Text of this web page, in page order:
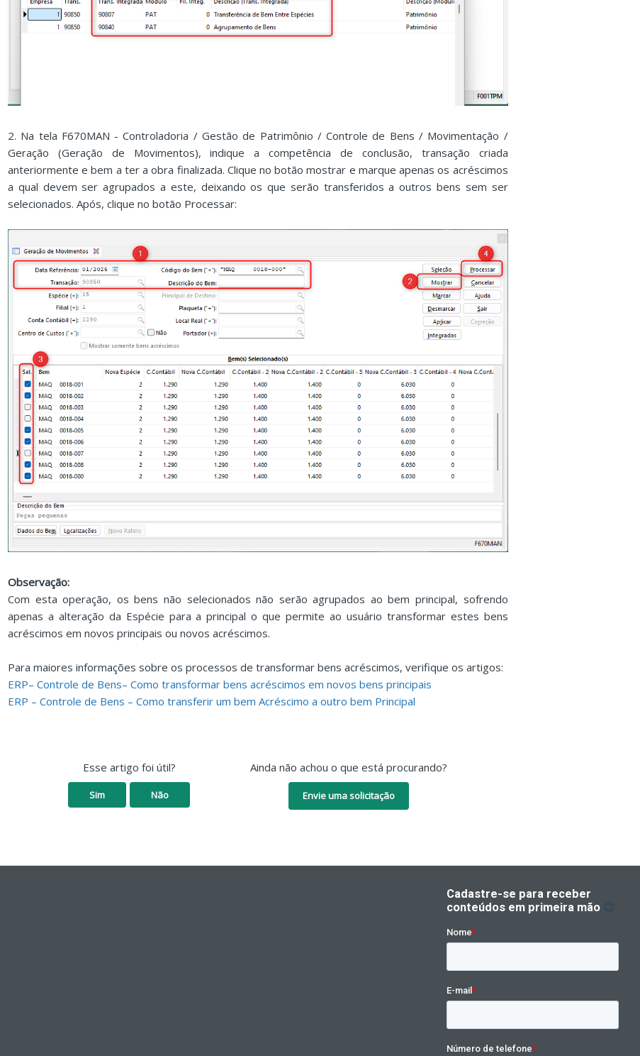
2. Na tela F670MAN - Controladoria / Gestão de Patrimônio / Controle de Bens / Movimentação /
Geração (Geração de Movimentos), indique a competência de conclusão, transação criada
anteriormente e bem a ter a obra finalizada. Clique no botão mostrar e marque apenas os acréscimos
a qual devem ser agrupados a este, deixando os que serão transferidos a outros bens sem ser
selecionados. Após, clique no botão Processar:
Observação:
Com esta operação, os bens não selecionados não serão agrupados ao bem principal, sofrendo
apenas a alteração da Espécie para a principal o que permite ao usuário transformar estes bens
acréscimos em novos principais ou novos acréscimos.
Para maiores informações sobre os processos de transformar bens acréscimos, verifique os artigos:
ERP– Controle de Bens– Como transformar bens acréscimos em novos bens principais
ERP – Controle de Bens – Como transferir um bem Acréscimo a outro bem Principal
Esse artigo foi útil?
Sim Não
Ainda não achou o que está procurando?
Envie uma solicitação